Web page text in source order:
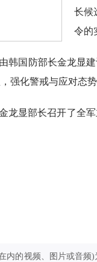
长候
令的
韩国防部长金龙显
强化警戒与应对态势
龙显部长召开了全
内的视频、图片或音频